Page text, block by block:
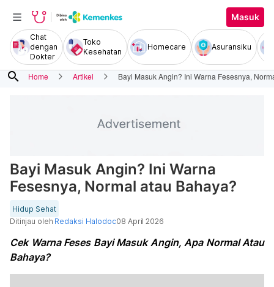
Masuk
Chat
dengan
Dokter
Toko
Kesehatan
Homecare Asuransiku
search Home Artikel Bayi Masuk Angin? Ini Warna Fesesnya,
Bayi Masuk Angin? Ini Warna
Fesesnya, Normal atau Bahaya?
Hidup Sehat
Ditinjau oleh Redaksi Halodoc08 April 2026
Cek Warna Feses Bayi Masuk Angin, Apa Normal Atau
Bahaya?